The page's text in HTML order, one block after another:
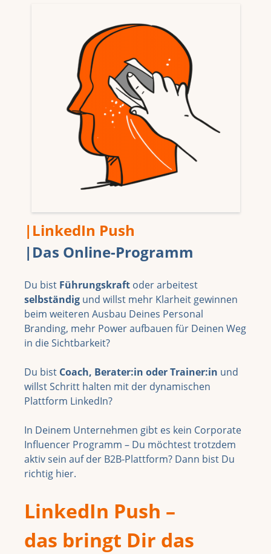
|LinkedIn Push
|Das Online-Programm
Du bist Führungskraft oder arbeitest
selbständig und willst mehr Klarheit gewinnen
beim weiteren Ausbau Deines Personal
Branding, mehr Power aufbauen für Deinen Weg
in die Sichtbarkeit?
Du bist Coach, Berater:in oder Trainer:in und
willst Schritt halten mit der dynamischen
Plattform LinkedIn?
In Deinem Unternehmen gibt es kein Corporate
Influencer Programm – Du möchtest trotzdem
aktiv sein auf der B2B-Plattform? Dann bist Du
richtig hier.
LinkedIn Push –
das bringt Dir das